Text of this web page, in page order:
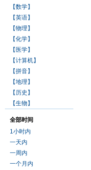
【数学】
【英语】
【物理】
【化学】
【医学】
【计算机】
【拼音】
【地理】
【历史】
【生物】
全部时间
1小时内
一天内
一周内
一个月内